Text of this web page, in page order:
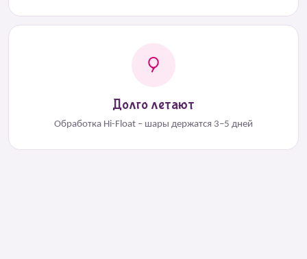
Долго летают
Обработка Hi-Float – шары держатся 3–5 дней